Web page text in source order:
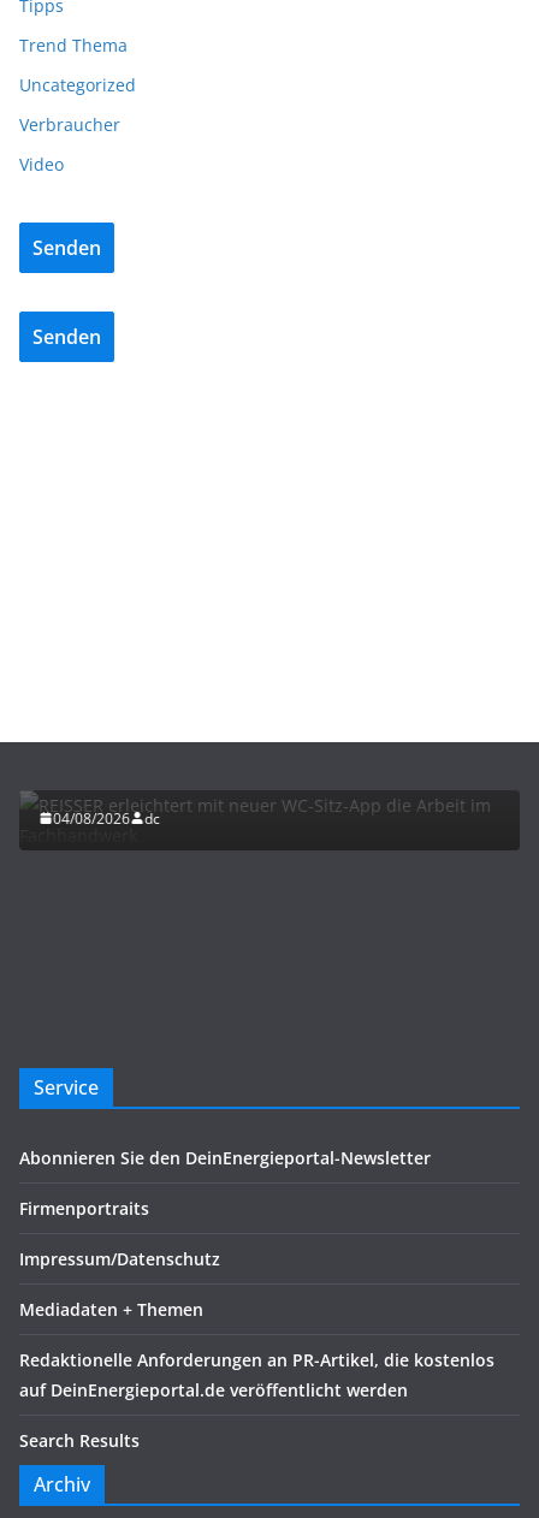
Tipps
Trend Thema
Uncategorized
Verbraucher
Video
Senden
Senden
04/08/2026 dc
Service
Abonnieren Sie den DeinEnergieportal-Newsletter
Firmenportraits
Impressum/Datenschutz
Mediadaten + Themen
Redaktionelle Anforderungen an PR-Artikel, die kostenlos
auf DeinEnergieportal.de veröffentlicht werden
Search Results
Archiv